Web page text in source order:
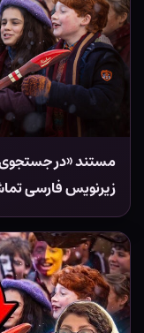
مستند «در جستجوی
زیرنویس فارسی